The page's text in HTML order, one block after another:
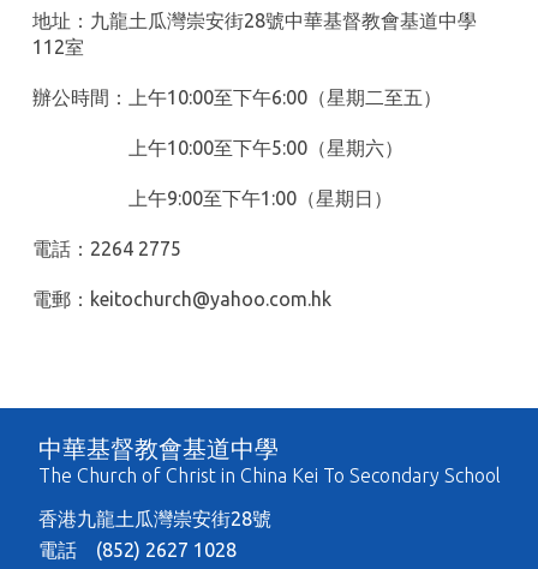
地址：九龍土瓜灣崇安街28號中華基督教會基道中學
112室
辦公時間：上午10:00至下午6:00（星期二至五）
上午10:00至下午5:00（星期六）
上午9:00至下午1:00（星期日）
電話：2264 2775
電郵：keitochurch@yahoo.com.hk
中華基督教會基道中學
The Church of Christ in China Kei To Secondary School
香港九龍土瓜灣崇安街28號
電話 (852) 2627 1028